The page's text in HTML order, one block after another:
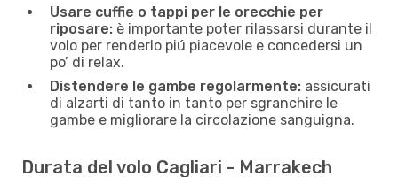
Usare cuffie o tappi per le orecchie per
riposare: è importante poter rilassarsi durante il
volo per renderlo piú piacevole e concedersi un
po’ di relax.
Distendere le gambe regolarmente: assicurati
di alzarti di tanto in tanto per sgranchire le
gambe e migliorare la circolazione sanguigna.
Durata del volo Cagliari - Marrakech